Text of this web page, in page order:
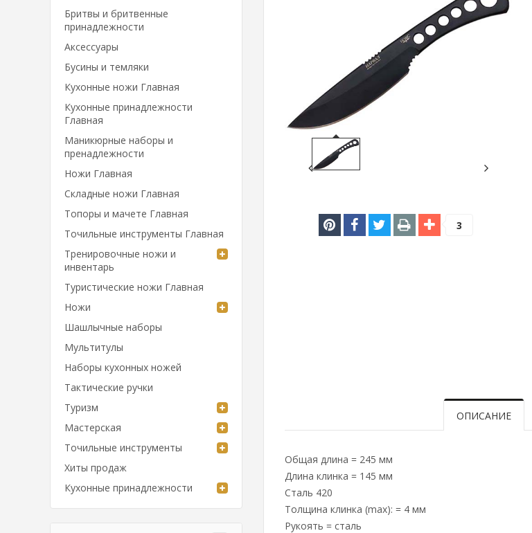
Бритвы и бритвенные
принадлежности
Аксессуары
Бусины и темляки
Кухонные ножи Главная
Кухонные принадлежности
Главная
Маникюрные наборы и
пренадлежности
Ножи Главная
Складные ножи Главная
Топоры и мачете Главная
Точильные инструменты Главная
Тренировочные ножи и
инвентарь
Туристические ножи Главная
Ножи
Шашлычные наборы
Мультитулы
Наборы кухонных ножей
Тактические ручки
Туризм
Мастерская
Точильные инструменты
Хиты продаж
Кухонные принадлежности
3
ОПИСАНИЕ
Общая длина = 245 мм
Длина клинка = 145 мм
Сталь 420
Толщина клинка (max): = 4 мм
Рукоять = сталь